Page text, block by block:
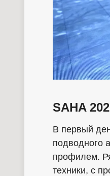
SAHA
В первый
подводного
профилем.
техники, с